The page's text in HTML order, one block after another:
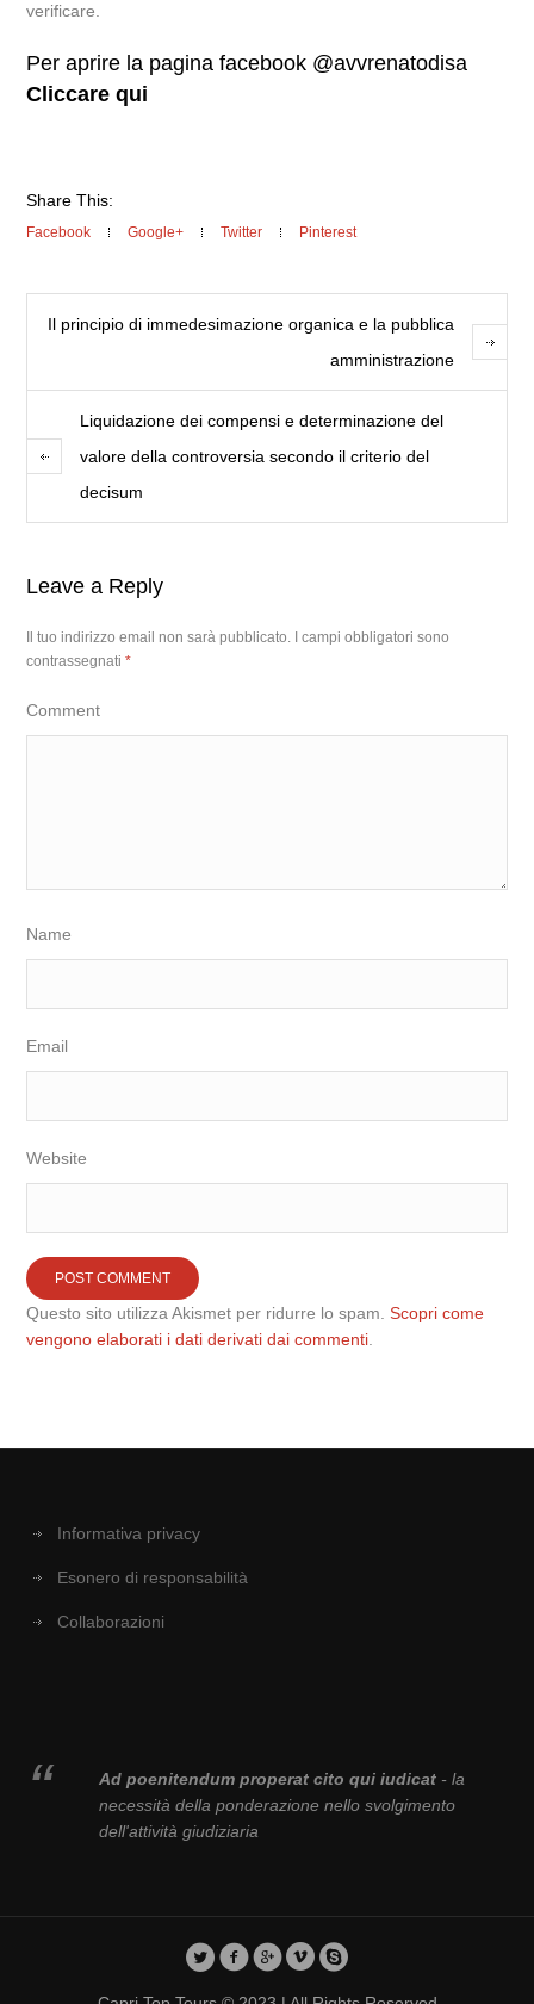
verificare.
Per aprire la pagina facebook @avvrenatodisa
Cliccare qui
Share This:
Facebook Google+ Twitter Pinterest
Il principio di immedesimazione organica e la pubblica
amministrazione
Liquidazione dei compensi e determinazione del
valore della controversia secondo il criterio del
decisum
Leave a Reply
Il tuo indirizzo email non sarà pubblicato.
I campi obbligatori sono
contrassegnati*
Comment
Name
Email
Website
Questo sito utilizza Akismet per ridurre lo spam.Scopri come
vengono elaborati i dati derivati dai commenti
Informativa privacy
Esonero di responsabilità
Collaborazioni
Ad poenitendum properat cito qui iudicat- la
necessità della ponderazione nello svolgimento
dell'attività giudiziaria